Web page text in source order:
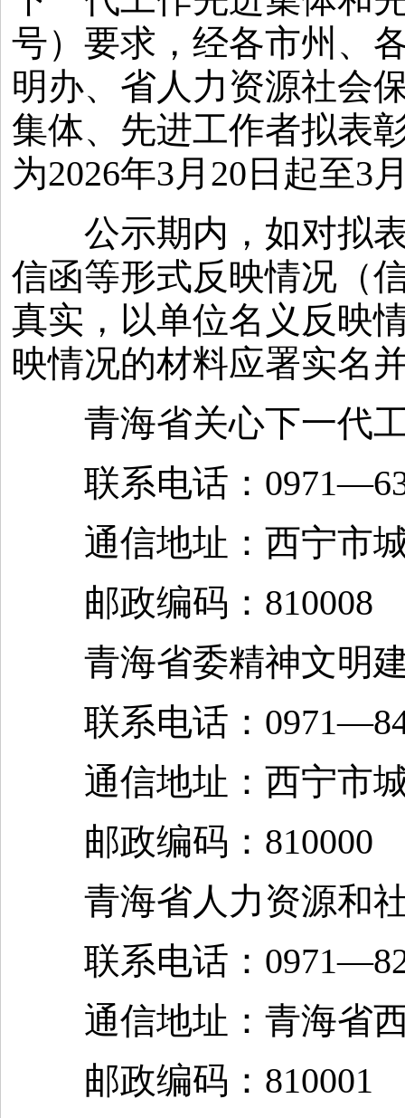
号）要求，经各市州、
明办、省人力资源社会
集体、先进工作者拟表
为2026年3月20日起至3
公示期内，如对拟表
信函等形式反映情况（
真实，以单位名义反映
映情况的材料应署实名
青海省关心下一代工
联系电话：
通信地址：西宁市城
邮政编码：810008
青海省委精神文明建
联系电话：
通信地址：西宁市城
邮政编码：810000
青海省人力资源和社
联系电话：
通信地址：青海省西
邮政编码：810001